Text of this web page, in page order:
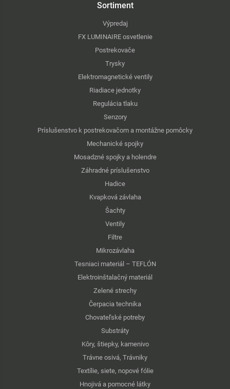
Sortiment
Výpredaj
FX LUMINAIRE osvetlenie
Postrekovače
Trysky
Elektromagnetické ventily
Riadiace jednotky
Regulácia tlaku
Senzory
Príslušenstvo k postrekovačom a montážne pomôcky
Mechanické spojky
Mosadzné spojky a holendre
Záhradné príslušenstvo
Hadice
Kvapková závlaha
Šachty
Ventily
Filtre
Mikrozávlaha
Tesniaci materiál – TEFLÓN
Elektroinštalačný materiál
Zelené strechy
Čerpacia technika
Chovateľské potreby
Substráty
Kôry, štiepky, kamenivo
Trávne osivá, Trávniky
Textílie, siete, nopové fólie
Hnojivá a pomocné látky